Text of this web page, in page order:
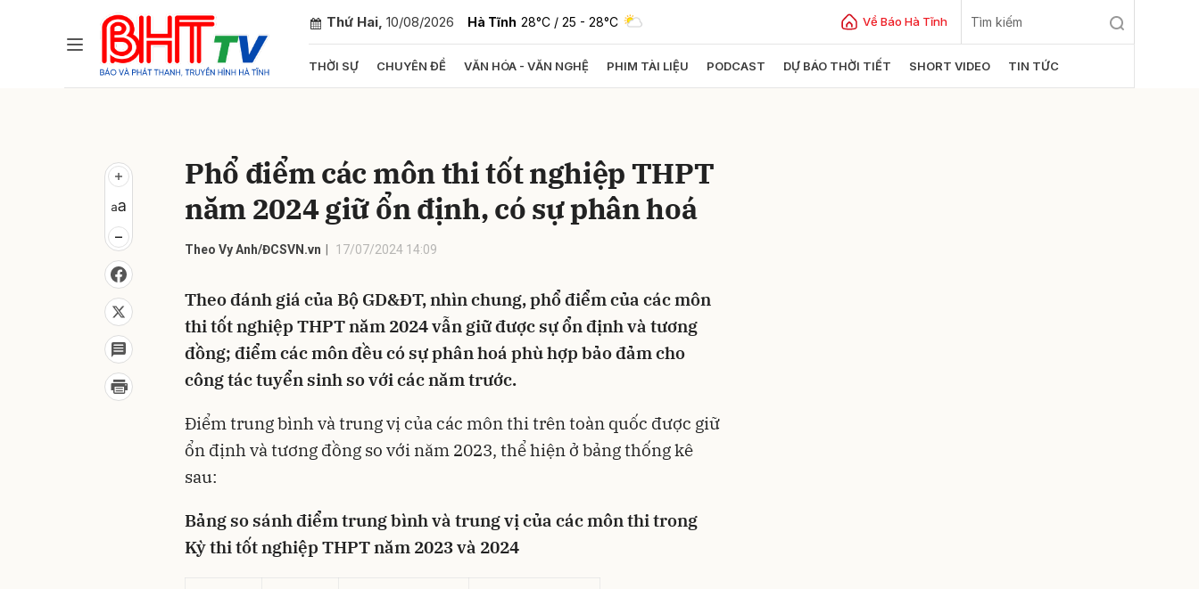
Thứ Hai, 10/08/2026 Hà Tĩnh 28°C / 25 - 28°C Về Báo Hà Tĩnh
THỜI SỰ CHUYÊN ĐỀ VĂN HÓA - VĂN NGHỆ PHIM TÀI LIỆU PODCAST DỰ BÁO THỜI TIẾT SHORT VIDEO TIN TỨC
Phổ điểm các môn thi tốt nghiệp THPT
năm 2024 giữ ổn định, có sự phân hoá
Theo Vy Anh/ĐCSVN.vn 17/07/2024 14:09
Theo đánh giá của Bộ GD&ĐT, nhìn chung, phổ điểm của các môn
thi tốt nghiệp THPT năm 2024 vẫn giữ được sự ổn định và tương
đồng; điểm các môn đều có sự phân hoá phù hợp bảo đảm cho
công tác tuyển sinh so với các năm trước.
Điểm trung bình và trung vị của các môn thi trên toàn quốc được giữ
ổn định và tương đồng so với năm 2023, thể hiện ở bảng thống kê
sau:
Bảng so sánh điểm trung bình và trung vị của các môn thi trong
Kỳ thi tốt nghiệp THPT năm 2023 và 2024
Gửi bình luận
Hủy